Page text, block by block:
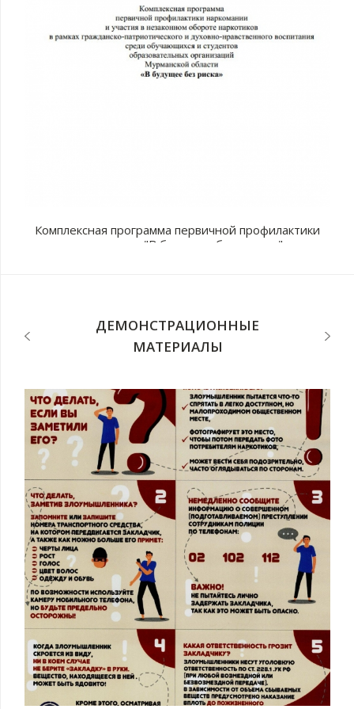
Комплексная программа первичной профилактики
наркомании "В будущее без рисков"
ДЕМОНСТРАЦИОННЫЕ
МАТЕРИАЛЫ